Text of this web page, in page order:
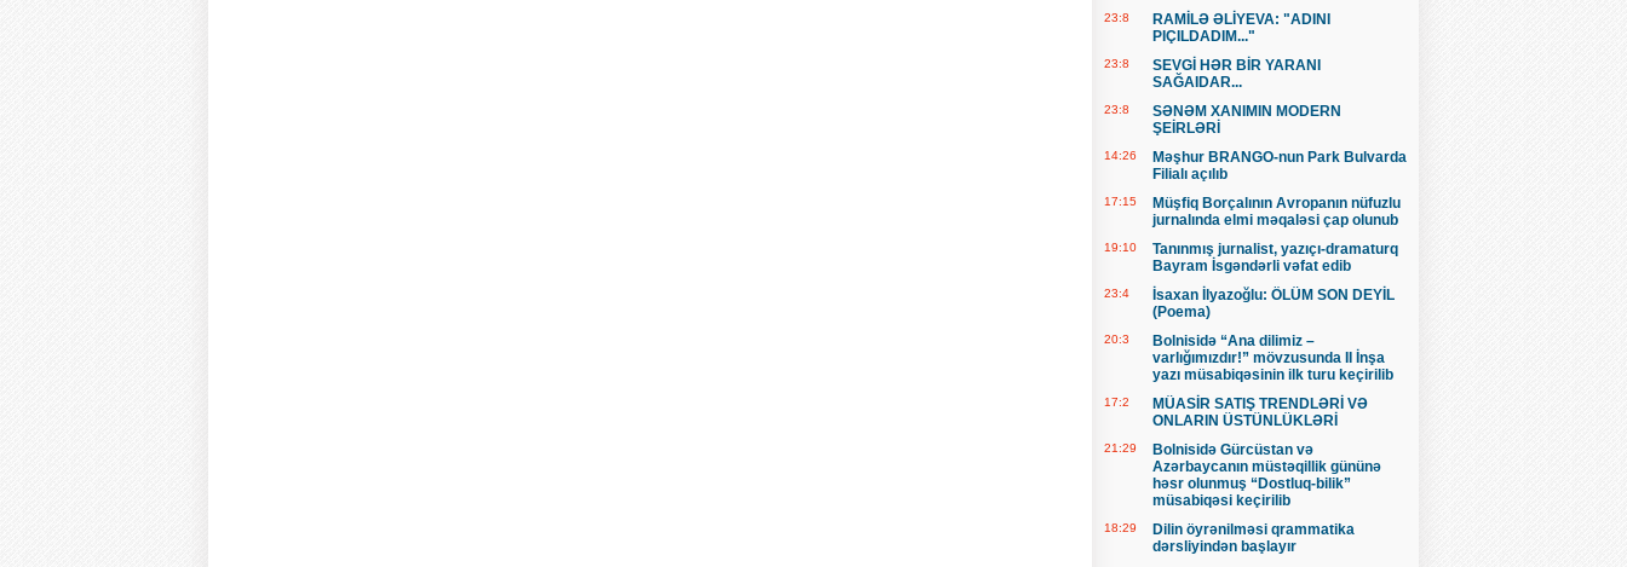
23:8
RAMİLƏ ƏLİYEVA: "ADINI
PIÇILDADIM..."
23:8
SEVGİ HƏR BİR YARANI
SAĞAIDAR...
23:8
SƏNƏM XANIMIN MODERN
ŞEİRLƏRİ
14:26
Məşhur BRANGO-nun Park Bulvarda
Filialı açılıb
17:15
Müşfiq Borçalının Avropanın nüfuzlu
jurnalında elmi məqaləsi çap olunub
19:10
Tanınmış jurnalist, yazıçı-dramaturq
Bayram İsgəndərli vəfat edib
23:4
İsaxan İlyazoğlu: ÖLÜM SON DEYİL
(Poema)
20:3
Bolnisidə “Ana dilimiz –
varlığımızdır!” mövzusunda II İnşa
yazı müsabiqəsinin ilk turu keçirilib
17:2
MÜASİR SATIŞ TRENDLƏRİ VƏ
ONLARIN ÜSTÜNLÜKLƏRİ
21:29
Bolnisidə Gürcüstan və
Azərbaycanın müstəqillik gününə
həsr olunmuş “Dostluq-bilik”
müsabiqəsi keçirilib
18:29
Dilin öyrənilməsi qrammatika
dərsliyindən başlayır